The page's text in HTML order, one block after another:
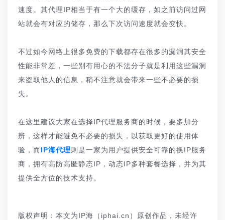
速度。其代理IP相当于有一个大的缓存，如之前访问过网
站就会有对应的储存，那么下次访问速度就会变快。
不过如今网络上很多免费的下载都存在很多的漏洞其安全
性能非常差，一些别有用心的不法分子就是利用这些漏洞
来盗取他人的信息，稍不注意就会带来一些不必要的损
失。
在这里建议大家在选择IP代理服务商的时候，要多加分
辨，这样才能避免不必要的损失，以获取更好的使用体
验，而IP海代理则是一家为用户提供安全可靠的换IP服务
商，拥有高防高匿静态IP，动态IP多种套餐选择，并为其
提供全方位的技术支持。
版权声明：本文为IP海（iphai.cn）原创作品，未经许